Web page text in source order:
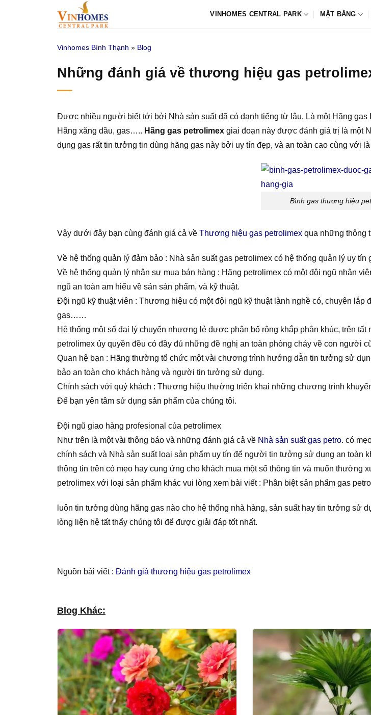
VINHOMES CENTRAL PARK MẶT BẰNG
Vinhomes Bình Thạnh » Blog
Những đánh giá về thương hiệu gas
Được nhiều người biết tới bởi Nhà sản suất đã có danh tiếng từ lâu, Là một Hãng
Hãng xăng dầu, gas….. Hãng gas petrolimex giai đoạn này được đánh giá trị là một
dụng gas rất tin tưởng tin dùng hãng gas này bởi uy tín đẹp, và an toàn cao cùng với
Bình gas thương hiệu
Vậy dưới đây bạn cùng đánh giá cả về Thương hiệu gas petrolimex qua những thông
Về hệ thống quản lý đảm bảo : Nhà sản suất gas petrolimex có hệ thống quản lý uy
Về hệ thống quản lý nhân sự mua bán hàng : Hãng petrolimex có một đội ngũ nhân
ngũ an toàn am hiểu về sản sản phẩm, và kỹ thuật.
Đội ngũ kỹ thuật viên : Thương hiệu có một đội ngũ kỹ thuật lành nghề có, chuyên
gas……
Hệ thống một số đại lý chuyển nhượng lẻ được phân bố rộng khắp phân khúc, trên
petrolimex ủy quyền đều có đầy đủ những đề nghị an toàn phòng cháy về con người
Quan hệ bạn : Hãng thường tổ chức một vài chương trình hướng dẫn tin tưởng sử
bảo an toàn cho khách hàng và người tin tưởng sử dụng.
Chính sách với quý khách : Thương hiệu thường triển khai những chương trình
Để bạn yên tâm sử dụng sản phẩm của chúng tôi.
Đội ngũ giao hàng profesional của petrolimex
Như trên là một vài thông báo và những đánh giá cả về Nhà sản suất gas petro. có
chính sách và Nhà sản suất loại sản phẩm uy tín để người tin tưởng sử dụng an toàn
thông tin trên có mẹo hay cung ứng cho khách mua một số thông tin và muốn thường
petrolimex với loại sản phẩm khác vui lòng xem bài viết : Phân biệt sản phẩm gas
luôn tin tưởng dùng hãng gas nào cho hệ thống nhà hàng, sản suất hay tin tưởng sử
lòng liện hệ tất thẩy chúng tôi để được giải đáp tốt nhất.
Nguồn bài viết : Đánh giá thương hiệu gas petrolimex
Blog Khác: